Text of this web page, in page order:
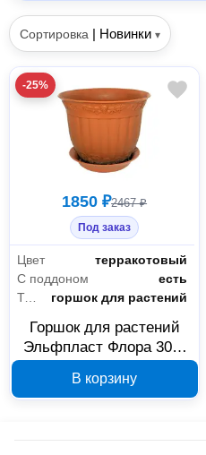
Сортировка | Новинки ▾
-25%
1850 ₽2467 ₽
Под заказ
Цвет
терракотовый
С поддоном
есть
Тип
горшок для растений
Горшок для растений
Эльфпласт Флора 30 л
В корзину